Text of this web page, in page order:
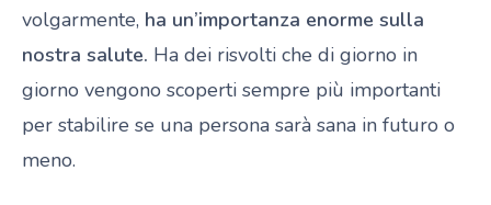
volgarmente, ha un’importanza enorme sulla
nostra salute. Ha dei risvolti che di giorno in
giorno vengono scoperti sempre più importanti
per stabilire se una persona sarà sana in futuro o
meno.